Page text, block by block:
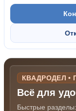
КВАДРОДЕЛ
Всё для
Быстрые разделы: